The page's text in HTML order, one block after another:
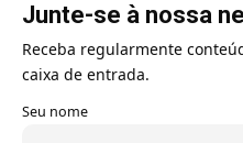
Junte-se à nossa
Receba regularmente
caixa de entrada.
Seu nome